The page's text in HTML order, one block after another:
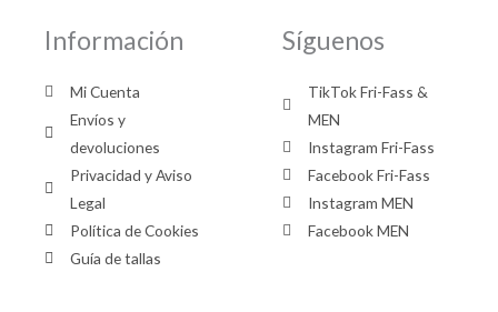
Información
Mi Cuenta
Envíos y
devoluciones
Privacidad y Aviso
Legal
Política de Cookies
Guía de tallas
Síguenos
TikTok Fri-Fass &
MEN
Instagram Fri-Fass
Facebook Fri-Fass
Instagram MEN
Facebook MEN